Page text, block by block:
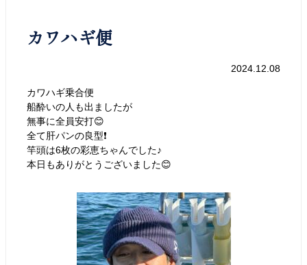
カワハギ便
2024.12.08
カワハギ乗合便
船酔いの人も出ましたが
無事に全員安打😊
全て肝パンの良型❗️
竿頭は6枚の彩恵ちゃんでした♪
本日もありがとうございました😊